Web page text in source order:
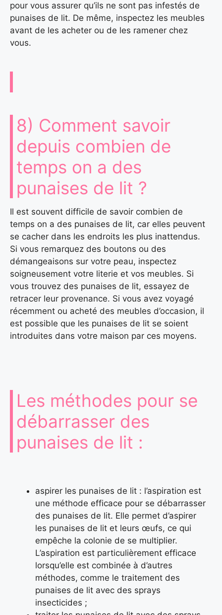
pour vous assurer qu’ils ne sont pas infestés de
punaises de lit. De même, inspectez les meubles
avant de les acheter ou de les ramener chez
vous.
8) Comment savoir
depuis combien de
temps on a des
punaises de lit ?
Il est souvent difficile de savoir combien de
temps on a des punaises de lit, car elles peuvent
se cacher dans les endroits les plus inattendus.
Si vous remarquez des boutons ou des
démangeaisons sur votre peau, inspectez
soigneusement votre literie et vos meubles. Si
vous trouvez des punaises de lit, essayez de
retracer leur provenance. Si vous avez voyagé
récemment ou acheté des meubles d’occasion, il
est possible que les punaises de lit se soient
introduites dans votre maison par ces moyens.
Les méthodes pour se
débarrasser des
punaises de lit :
aspirer les punaises de lit : l’aspiration est
une méthode efficace pour se débarrasser
des punaises de lit. Elle permet d’aspirer
les punaises de lit et leurs œufs, ce qui
empêche la colonie de se multiplier.
L’aspiration est particulièrement efficace
lorsqu’elle est combinée à d’autres
méthodes, comme le traitement des
punaises de lit avec des sprays
insecticides ;